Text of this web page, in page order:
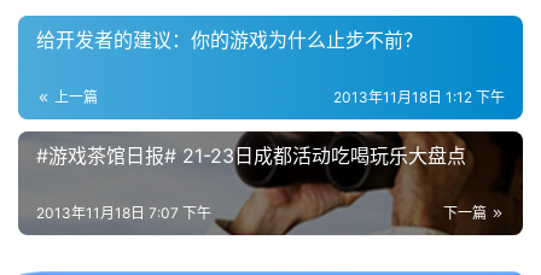
茶
奖
7
3
给开发者的建议：你的游戏为什么止步不前？
上一篇 2013年11月18日 1:12 下午
#游戏茶馆日报# 21-23日成都活动吃喝玩乐大盘点
下一篇
2013年11月18日 7:07 下午